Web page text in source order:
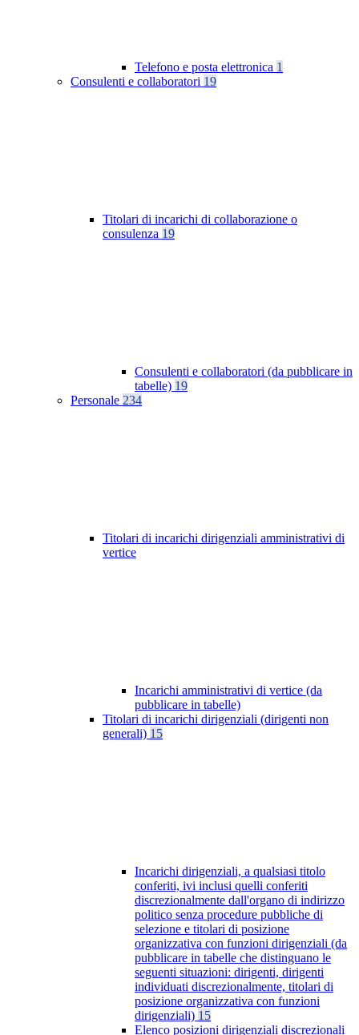
Telefono e posta elettronica 1
Consulenti e collaboratori 19
Titolari di incarichi di collaborazione o
consulenza 19
Consulenti e collaboratori (da pubblicare in
tabelle) 19
Personale 234
Titolari di incarichi dirigenziali amministrativi di
vertice
Incarichi amministrativi di vertice (da
pubblicare in tabelle)
Titolari di incarichi dirigenziali (dirigenti non
generali) 15
Incarichi dirigenziali, a qualsiasi titolo
conferiti, ivi inclusi quelli conferiti
discrezionalmente dall'organo di indirizzo
politico senza procedure pubbliche di
selezione e titolari di posizione
organizzativa con funzioni dirigenziali (da
pubblicare in tabelle che distinguano le
seguenti situazioni: dirigenti, dirigenti
individuati discrezionalmente, titolari di
posizione organizzativa con funzioni
dirigenziali) 15
Elenco posizioni dirigenziali discrezionali